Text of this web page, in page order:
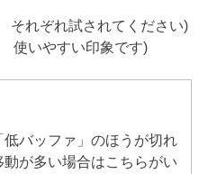
れぞれ試されてください)
使いやすい印象です)
バッファ」のほうが切れ
が多い場合はこちらがい